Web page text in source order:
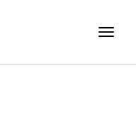
Toggle